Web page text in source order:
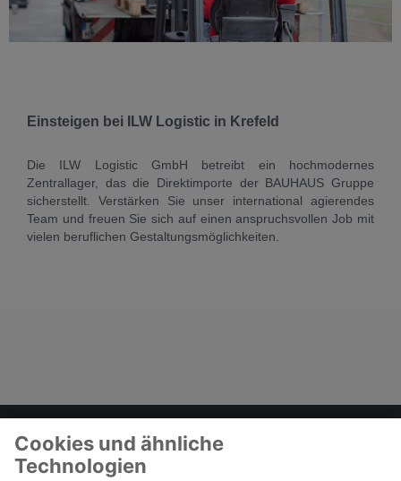
Einsteigen bei ILW Logistic in Krefeld
Die ILW Logistic GmbH betreibt ein hochmodernes
Zentrallager, das die Direktimporte der BAUHAUS Gruppe
sicherstellt. Verstärken Sie unser international agierendes
Team und freuen Sie sich auf einen anspruchsvollen Job mit
vielen beruflichen Gestaltungsmöglichkeiten.
Zum Kontaktformular